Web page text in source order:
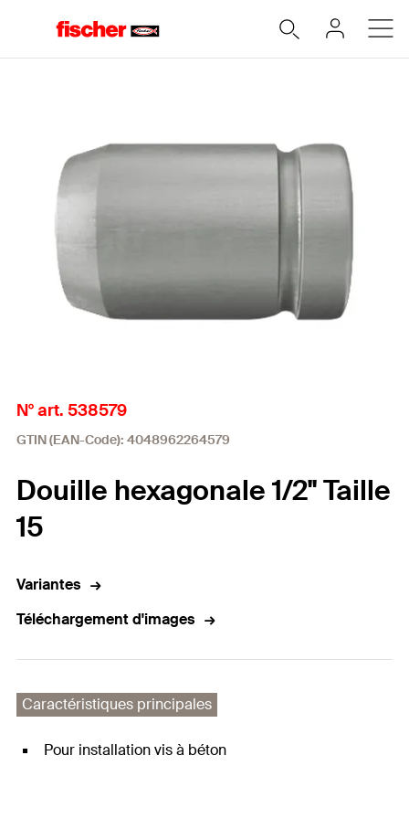
N° art. 538579
GTIN (EAN-Code): 4048962264579
Douille hexagonale 1/2" Taille
15
Variantes
Téléchargement d'images
Caractéristiques principales
Pour installation vis à béton